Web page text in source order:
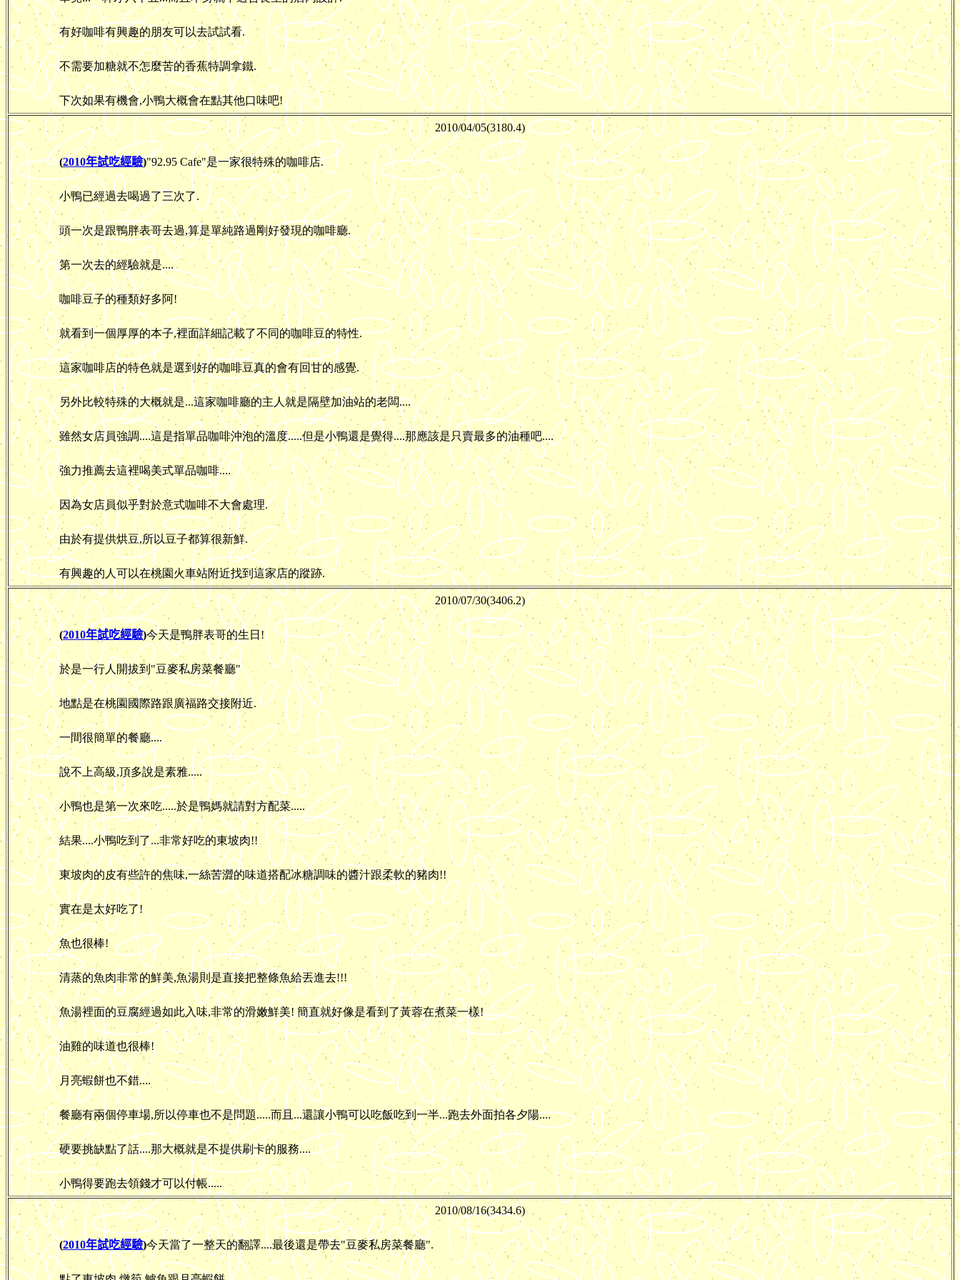
有好咖啡有興趣的朋友可以去試試看.
不需要加糖就不怎麼苦的香蕉特調拿鐵.
下次如果有機會,小鴨大概會在點其他口味吧!
2010/04/05(3180.4)
(2010年試吃經驗)"92.95 Cafe"是一家很特殊的咖啡店.
小鴨已經過去喝過了三次了.
頭一次是跟鴨胖表哥去過,算是單純路過剛好發現的咖啡廳.
第一次去的經驗就是....
咖啡豆子的種類好多阿!
就看到一個厚厚的本子,裡面詳細記載了不同的咖啡豆的特性.
這家咖啡店的特色就是選到好的咖啡豆真的會有回甘的感覺.
另外比較特殊的大概就是...這家咖啡廳的主人就是隔壁加油站的老闆....
雖然女店員強調....這是指單品咖啡沖泡的溫度.....但是小鴨還是覺得....那應該是只賣最多的油種吧....
強力推薦去這裡喝美式單品咖啡....
因為女店員似乎對於意式咖啡不大會處理.
由於有提供烘豆,所以豆子都算很新鮮.
有興趣的人可以在桃園火車站附近找到這家店的蹤跡.
2010/07/30(3406.2)
(2010年試吃經驗)今天是鴨胖表哥的生日!
於是一行人開拔到"豆麥私房菜餐廳"
地點是在桃園國際路跟廣福路交接附近.
一間很簡單的餐廳....
說不上高級,頂多說是素雅.....
小鴨也是第一次來吃.....於是鴨媽就請對方配菜.....
結果....小鴨吃到了...非常好吃的東坡肉!!
東坡肉的皮有些許的焦味,一絲苦澀的味道搭配冰糖調味的醬汁跟柔軟的豬肉!!
實在是太好吃了!
魚也很棒!
清蒸的魚肉非常的鮮美,魚湯則是直接把整條魚給丟進去!!!
魚湯裡面的豆腐經過如此入味,非常的滑嫩鮮美! 簡直就好像是看到了黃蓉在煮菜一樣!
油雞的味道也很棒!
月亮蝦餅也不錯....
餐廳有兩個停車場,所以停車也不是問題.....而且...還讓小鴨可以吃飯吃到一半...跑去外面拍各夕陽....
硬要挑缺點了話....那大概就是不提供刷卡的服務....
小鴨得要跑去領錢才可以付帳.....
2010/08/16(3434.6)
(2010年試吃經驗)今天當了一整天的翻譯....最後還是帶去"豆麥私房菜餐廳".